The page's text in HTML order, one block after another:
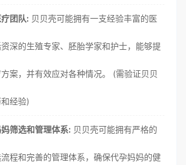
团队: 贝贝壳可能拥有一支经验丰富的医
深的生殖专家、胚胎学家和护士，能够提
案，并有效应对各种情况。 (需验证贝贝
经验)
筛选和管理体系: 贝贝壳可能拥有严格的
程和完善的管理体系，确保代孕妈妈的健